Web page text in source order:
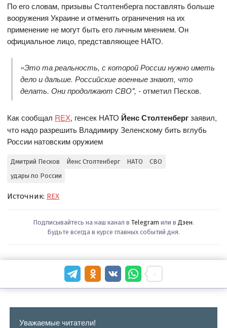
По его словам, призывы Столтенберга поставлять больше
вооружения Украине и отменить ограничения на их
применение не могут быть его личным мнением. Он
официальное лицо, представляющее НАТО.
«Это та реальность, с которой России нужно иметь
дело и дальше. Российские военные знают, что
делать. Они продолжают СВО", -отметил Песков.
Как сообщал REX, генсек НАТО Йенс Столтенбергзаявил,
что надо разрешить Владимиру Зеленскому бить вглубь
России натовским оружием
Дмитрий Песков Йенс Столтенберг НАТО
СВО
удары по России
Источник: REX
Подписывайтесь на наш канал в Telegram или в Дзен.
Будьте всегда в курсе главных событий дня.
Уважаемые читатели!